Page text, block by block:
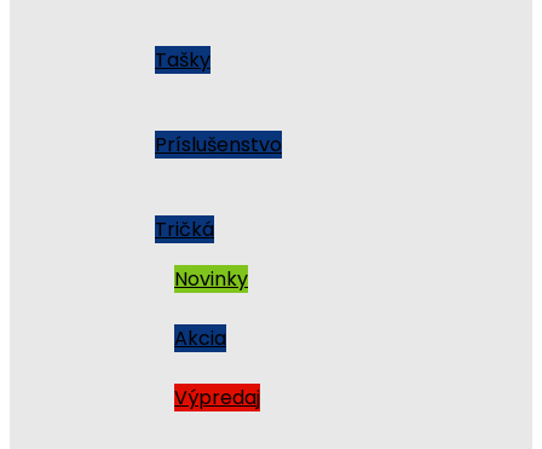
Tašky
Príslušenstvo
Tričká
Novinky
Akcia
Výpredaj